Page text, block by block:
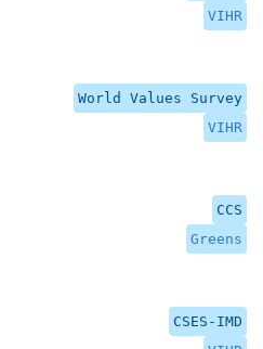
VIHR
World Values Survey
VIHR
CCS
Greens
CSES-IMD